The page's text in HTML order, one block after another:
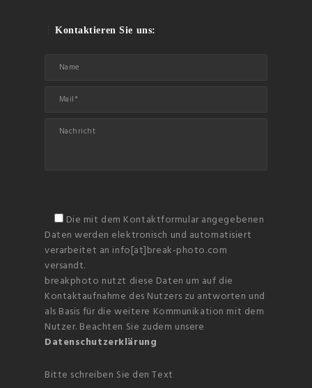
Kontaktieren Sie uns:
Die mit dem Kontaktformular angegebenen
Daten werden elektronisch und automatisiert
verarbeitet an info[at]break-photo.com
versandt.
breakphoto nutzt diese Daten um auf die
Kontaktaufnahme des Nutzers zu antworten und
als Basis für die weitere Kommunikation mit dem
Nutzer. Beachten Sie zudem unsere
Datenschutzerklärung
Bitte schreiben Sie den Text